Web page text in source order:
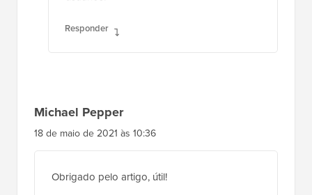
Responder
Michael Pepper
18 de maio de 2021 às 10:36
Obrigado pelo artigo, útil!